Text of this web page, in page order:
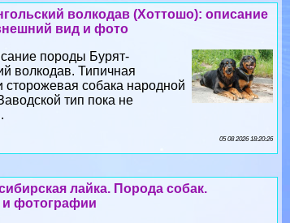
волкодав (Хоттошо): описание
вид и фото
породы Бурят-
волкодав. Типичная
сторожевая собака народной
тип пока не
05 08 2026 18:20:26
лайка. Порода собак.
фотографии